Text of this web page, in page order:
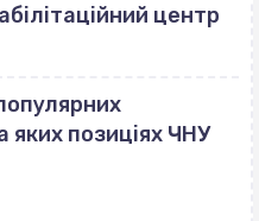
центр
яких позиціях ЧНУ